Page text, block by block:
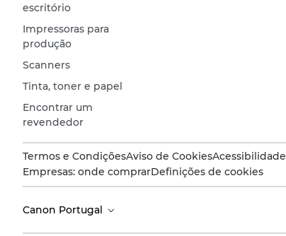
escritório
Impressoras para
produção
Scanners
Tinta, toner e papel
Encontrar um
revendedor
Termos e CondiçõesAviso de CookiesAcessibilidade
Empresas: onde comprarDefinições de cookies
Canon Portugal